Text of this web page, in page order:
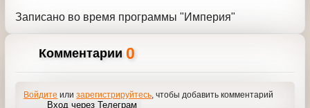
8) Техносила
Записано во время программы "Империя"